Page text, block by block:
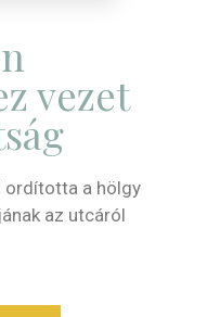
vezet
ordította a hölgy
az utcáról